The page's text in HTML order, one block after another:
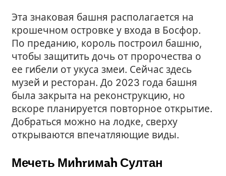
Эта знаковая башня располагается на
крошечном островке у входа в Босфор.
По преданию, король построил башню,
чтобы защитить дочь от пророчества о
ее гибели от укуса змеи. Сейчас здесь
музей и ресторан. До 2023 года башня
была закрыта на реконструкцию, но
вскоре планируется повторное открытие.
Добраться можно на лодке, сверху
открываются впечатляющие виды.
Мечеть Миhrимah Султан